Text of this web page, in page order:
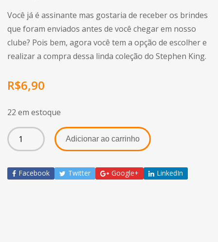
Você já é assinante mas gostaria de receber os brindes
que foram enviados antes de você chegar em nosso
clube? Pois bem, agora você tem a opção de escolher e
realizar a compra dessa linda coleção do Stephen King.
R$6,90
22 em estoque
Adicionar ao carrinho
Facebook Twitter Google+ LinkedIn